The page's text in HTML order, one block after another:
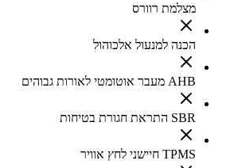
מצלמת רוורס
הכנה למנעול אלכוהול
AHB מעבר אוטומטי לאורות גבוהים
SBR התראת חגורת בטיחות
TPMS חיישני לחץ אוויר